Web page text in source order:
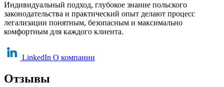
Индивидуальный подход, глубокое знание польского
законодательства и практический опыт делают процесс
легализации понятным, безопасным и максимально
комфортным для каждого клиента.
LinkedIn О компании
Отзывы